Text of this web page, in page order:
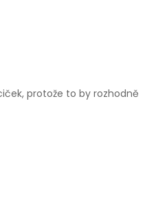
protože to by rozhodně